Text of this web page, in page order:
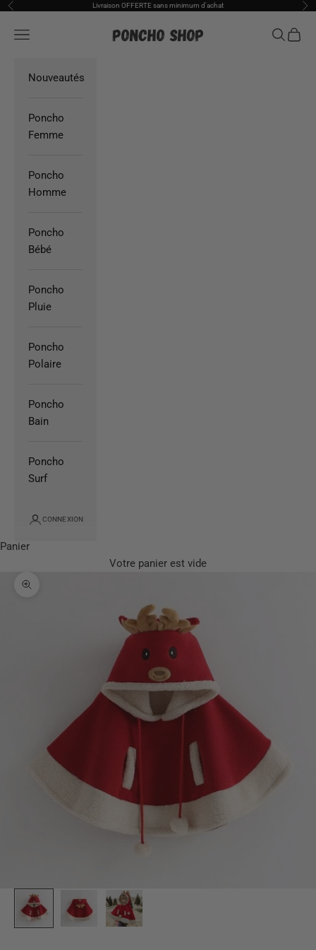
Passer au contenu
Précédent Livraison OFFERTE sans minimum d'achat
Poncho Shop
Ouvrir la navigation Ouvrir la
Voir
Nouveautés
Poncho
Femme
Poncho
Homme
Poncho
Bébé
Poncho
Pluie
Poncho
Polaire
Poncho
Bain
Poncho
Surf
CONNEXION
Panier
Votre panier est vide
Zoomer sur l'image